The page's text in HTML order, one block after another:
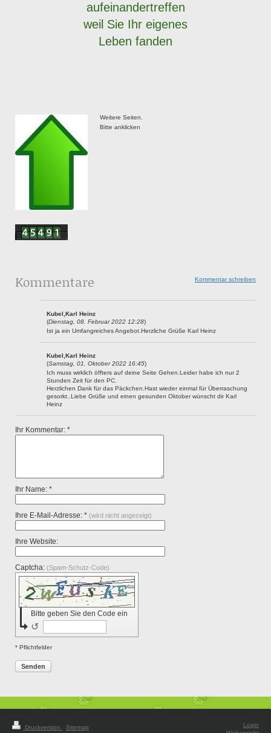
aufeinandertreffen
weil Sie Ihr eigenes
Leben fanden
Weitere Seiten.
Bitte anklicken
Kommentar schreiben
Kommentare
Kubel,Karl Heinz
(Dienstag, 08. Februar 2022 12:28)
Ist ja ein Umfangreiches Angebot.Herzliche Grüße Karl Heinz
Kubel,Karl Heinz
(Samstag, 01. Oktober 2022 16:45)
Ich muss wirklich öffters auf deine Seite Gehen.Leider habe ich nur 2
Stunden Zeit für den PC.
Herzlichen Dank für das Päckchen.Hast wieder einmal für Überraschung
gesorkt..Liebe Grüße und einen gesunden Oktober wünscht dir Karl
Heinz
Ihr Kommentar: *
Ihr Name: *
Ihre E-Mail-Adresse: * (wird nicht angezeigt)
Ihre Website:
Captcha: (Spam-Schutz-Code)
Bitte geben Sie den Code ein
↺
* Pflichtfelder
Senden
Druckversion
Sitemap
Login